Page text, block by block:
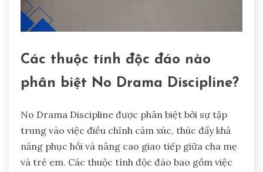
Các thuộc tính độc đáo nào
phân biệt No Drama Discipline?
No Drama Discipline được phân biệt bởi sự tập
trung vào việc điều chỉnh cảm xúc, thúc đẩy khả
năng phục hồi và nâng cao giao tiếp giữa cha mẹ
và trẻ em. Các thuộc tính độc đáo bao gồm việc